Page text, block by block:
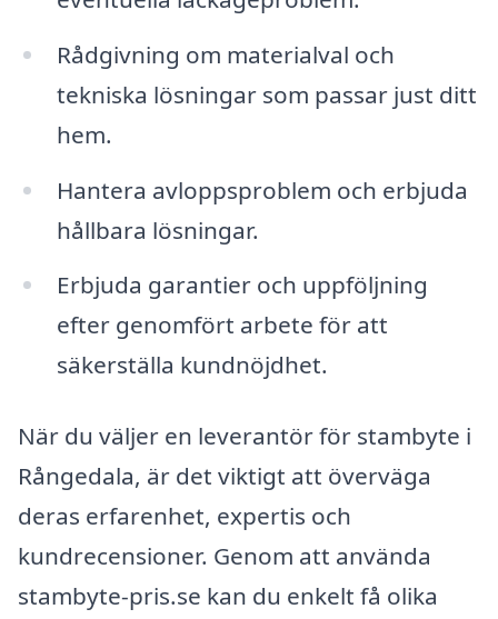
Rådgivning om materialval och
tekniska lösningar som passar just ditt
hem.
Hantera avloppsproblem och erbjuda
hållbara lösningar.
Erbjuda garantier och uppföljning
efter genomfört arbete för att
säkerställa kundnöjdhet.
När du väljer en leverantör för stambyte i
Rångedala, är det viktigt att överväga
deras erfarenhet, expertis och
kundrecensioner. Genom att använda
stambyte-pris.se kan du enkelt få olika